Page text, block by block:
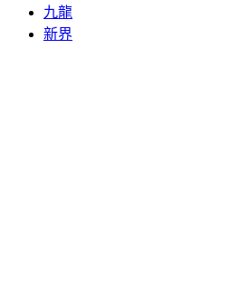
九龍
新界